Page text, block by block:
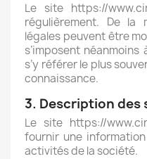
Le site https://
régulièrement. De la
légales peuvent être
s’imposent
s’y référer le plus
connaissance.
3. Description des
Le site https://
fournir une
activités de la société.